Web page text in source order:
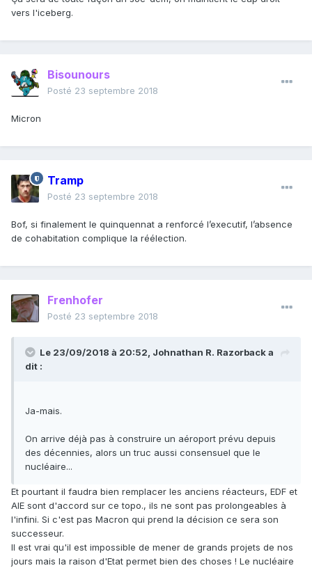
vers l'iceberg.
Bisounours
Posté 23 septembre 2018
Micron
Tramp
Posté 23 septembre 2018
Bof, si finalement le quinquennat a renforcé l’executif, l’absence
de cohabitation complique la réélection.
Frenhofer
Posté 23 septembre 2018
Le 23/09/2018 à 20:52, Johnathan R. Razorbacka
dit :
Ja-mais.
On arrive déjà pas à construire un aéroport prévu depuis
des décennies, alors un truc aussi consensuel que le
nucléaire...
Et pourtant il faudra bien remplacer les anciens réacteurs, EDF et
AIE sont d'accord sur ce topo., ils ne sont pas prolongeables à
l'infini. Si c'est pas Macron qui prend la décision ce sera son
successeur.
Il est vrai qu'il est impossible de mener de grands projets de nos
jours mais la raison d'Etat permet bien des choses ! Le nucléaire